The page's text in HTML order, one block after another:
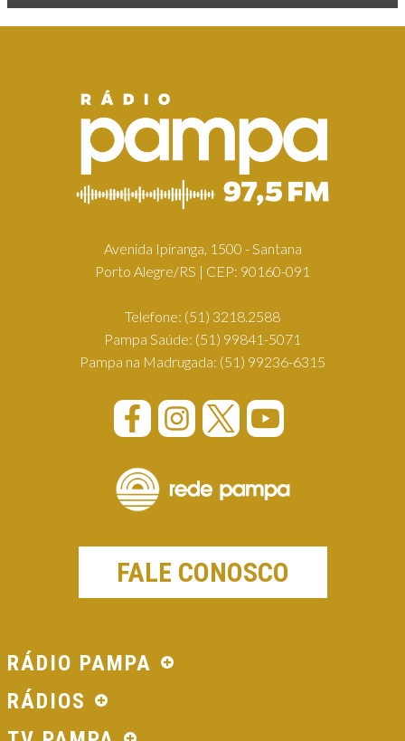
Avenida Ipiranga, 1500 - Santana
Porto Alegre/RS | CEP: 90160-091
Telefone: (51) 3218.2588
Pampa Saúde: (51) 99841-5071
Pampa na Madrugada: (51) 99236-6315
FALE CONOSCO
RÁDIO PAMPA
RÁDIOS